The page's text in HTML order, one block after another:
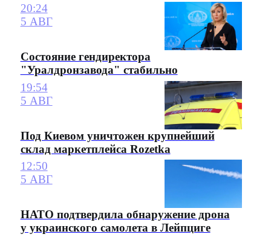
20:24
5 АВГ
Состояние гендиректора
"Уралдронзавода" стабильно
19:54
5 АВГ
Под Киевом уничтожен крупнейший
склад маркетплейса Rozetka
12:50
5 АВГ
НАТО подтвердила обнаружение дрона
у украинского самолета в Лейпциге